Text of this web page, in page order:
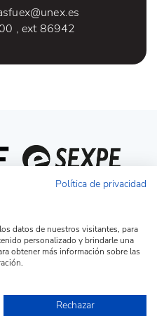
, ext 86942
empresa
Política de privacidad
datos de nuestros visitantes, para
personalizado y brindarle una
obtener más información sobre las
Rechazar